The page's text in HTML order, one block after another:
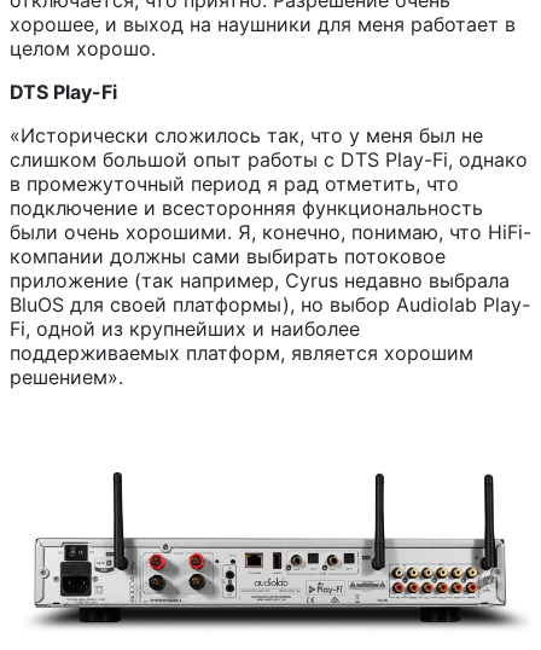
хорошее, и выход на наушники для меня работает в
целом хорошо.
DTS Play-Fi
«Исторически сложилось так, что у меня был не
слишком большой опыт работы с DTS Play-Fi, однако
в промежуточный период я рад отметить, что
подключение и всесторонняя функциональность
были очень хорошими. Я, конечно, понимаю, что HiFi-
компании должны сами выбирать потоковое
приложение (так например, Cyrus недавно выбрала
BluOS для своей платформы), но выбор Audiolab Play-
Fi, одной из крупнейших и наиболее
поддерживаемых платформ, является хорошим
решением».